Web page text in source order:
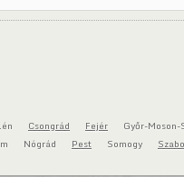
Csongrád Fejér
Győr-Moson-
Nógrád Pest Somogy